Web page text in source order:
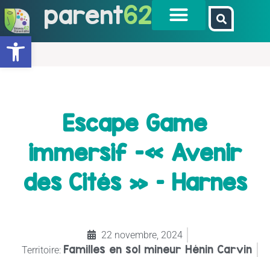
Ouvrir la barre d’outils
parent62
Escape Game
immersif -« Avenir
des Cités » – Harnes
22 novembre, 2024
Territoire: Familles en sol mineur Hénin Carvin